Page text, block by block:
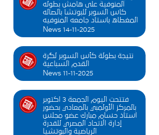
المنوفية على هامش بطوله
كاس السوبر للبوتشا بالصاله
المغطاه باستاد جامعه المنوفيه
News 14-11-2025
نتيجة بطولة كأس السوبر لگرة
القدم السباعية
News 11-11-2025
فتتحت اليوم الجمعة 3 اكتوبر
بالمركز الأولمبي بالمعادي بحضور
استاذ حسام مبارك عضو مجلس
إدارة الاتحاد المصري للقدرة
الرياضية والبوتشيا